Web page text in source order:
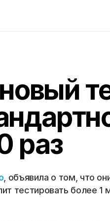
раз
, объявила о том, что
тестировать более 1